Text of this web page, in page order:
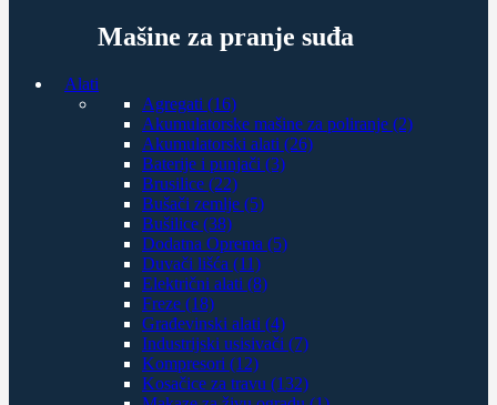
Mašine za pranje suđa
Alati
Agregati (16)
Akumulatorske mašine za poliranje (2)
Akumulatorski alati (26)
Baterije i punjači (3)
Brusilice (22)
Bušači zemlje (5)
Bušilice (38)
Dodatna Oprema (5)
Duvači lišća (11)
Električni alati (8)
Freze (18)
Građevinski alati (4)
Industrijski usisivači (7)
Kompresori (12)
Kosačice za travu (132)